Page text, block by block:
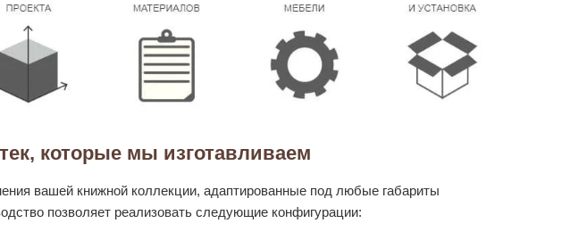
которые мы изготавливаем
вашей книжной коллекции, адаптированные под любые габариты
позволяет реализовать следующие конфигурации: